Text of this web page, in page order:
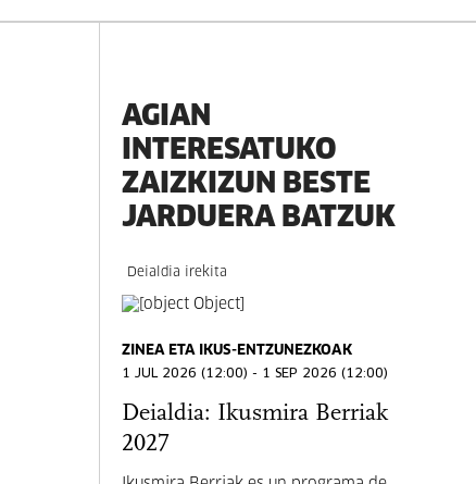
AGIAN
INTERESATUKO
ZAIZKIZUN BESTE
JARDUERA BATZUK
Deialdia irekita
ZINEA ETA IKUS-ENTZUNEZKOAK
1 JUL 2026 (12:00) - 1 SEP 2026 (12:00)
Deialdia: Ikusmira Berriak
2027